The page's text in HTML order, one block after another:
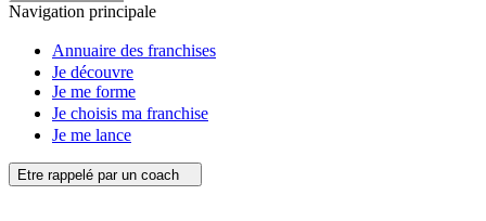
Navigation principale
Annuaire des franchises
Je découvre
Je me forme
Je choisis ma franchise
Je me lance
Etre rappelé par un coach